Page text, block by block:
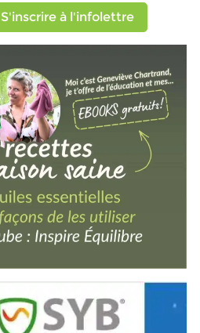
S'inscrire à l'infolettre